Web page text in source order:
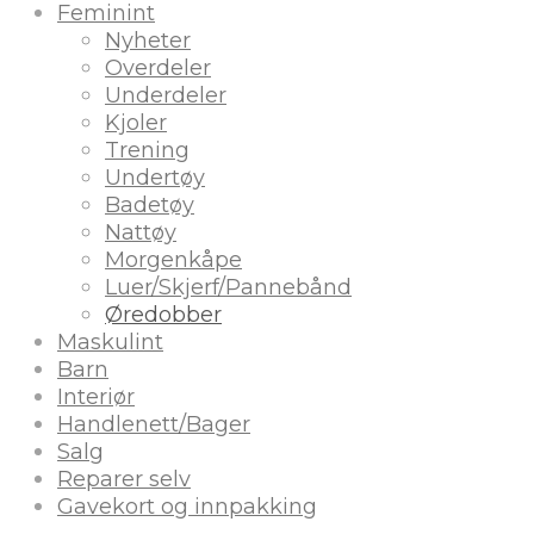
Feminint
Nyheter
Overdeler
Underdeler
Kjoler
Trening
Undertøy
Badetøy
Nattøy
Morgenkåpe
Luer/Skjerf/Pannebånd
Øredobber
Maskulint
Barn
Interiør
Handlenett/Bager
Salg
Reparer selv
Gavekort og innpakking